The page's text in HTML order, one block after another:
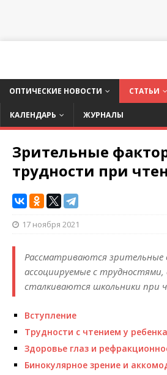
ОПТИЧЕСКИЕ НОВОСТИ СТАТЬИ
КАЛЕНДАРЬ ЖУРНАЛЫ
Зрительные
трудности при
17 ноября 2021
Рассматриваются зрительные
ассоциируемые с
сталкиваются школьники при
Вступление
Трудности с чтением у ребенка
Здоровье глаз и
Бинокулярное зрение и